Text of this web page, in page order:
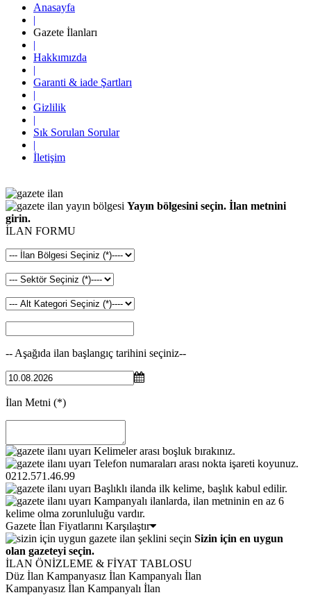
Anasayfa
|
Gazete İlanları
|
Hakkımızda
|
Garanti & iade Şartları
|
Gizlilik
|
Sık Sorulan Sorular
|
İletişim
Yayın bölgesini seçin. İlan metnini
girin.
İLAN FORMU
-- Aşağıda ilan başlangıç tarihini seçiniz--
İlan Metni (*)
Kelimeler arası boşluk bırakınız.
Telefon numaraları arası nokta işareti koyunuz.
0212.571.46.99
Başlıklı ilanda ilk kelime, başlık kabul edilir.
Kampanyalı ilanlarda, ilan metninin en az 6
kelime olma zorunluluğu vardır.
Gazete İlan Fiyatlarını Karşılaştır
Sizin için en uygun
olan gazeteyi seçin.
İLAN ÖNİZLEME & FİYAT TABLOSU
Düz İlan Kampanyasız İlan Kampanyalı İlan
Kampanyasız İlan Kampanyalı İlan